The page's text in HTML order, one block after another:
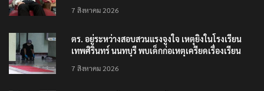
7 สิงหาคม 2026
ตร. อยู่ระหว่างสอบสวนแรงจูงใจ เหตุยิงในโรงเรียน
เทพศิรินทร์ นนทบุรี พบเด็กก่อเหตุเครียดเรื่องเรียน
7 สิงหาคม 2026